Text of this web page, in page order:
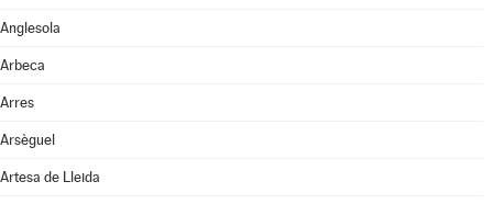
Anglesola
Arbeca
Arres
Arsèguel
Artesa de Lleida